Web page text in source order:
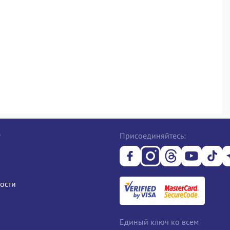
Присоединяйтесь:
Единый ключ ко всем